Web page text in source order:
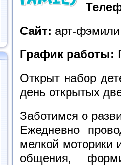
Сайт: арт-
График работы:
Открыт набор
день открытых
Заботимся о
Ежедневно
мелкой моторики
общения,